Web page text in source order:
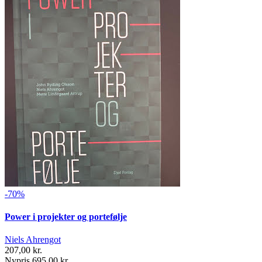
-70%
Power i projekter og portefølje
Niels Ahrengot
207,00 kr.